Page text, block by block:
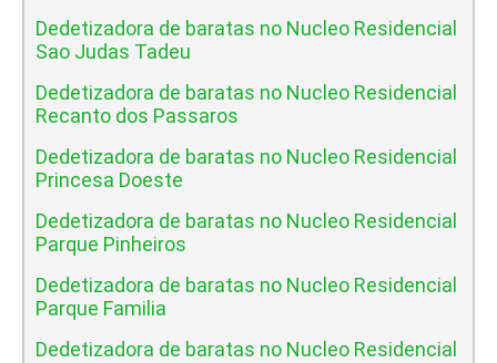
Dedetizadora de baratas no Nucleo Residencial
Sao Judas Tadeu
Dedetizadora de baratas no Nucleo Residencial
Recanto dos Passaros
Dedetizadora de baratas no Nucleo Residencial
Princesa Doeste
Dedetizadora de baratas no Nucleo Residencial
Parque Pinheiros
Dedetizadora de baratas no Nucleo Residencial
Parque Familia
Dedetizadora de baratas no Nucleo Residencial